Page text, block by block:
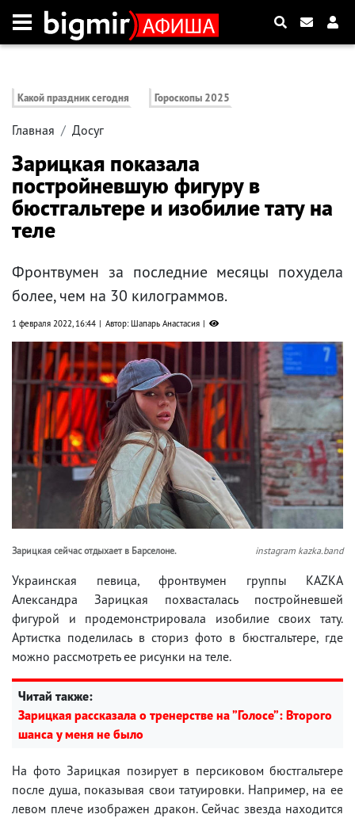
Какой праздник сегодня Гороскопы 2025
Главная Досуг
Зарицкая показала
постройневшую фигуру в
бюстгальтере и изобилие тату на
теле
Фронтвумен за последние месяцы похудела
более, чем на 30 килограммов.
1 февраля 2022, 16:44 Автор: Шапарь Анастасия
Зарицкая сейчас отдыхает в Барселоне. instagram kazka.band
Украинская певица, фронтвумен группы KAZKA
Александра Зарицкая похвасталась постройневшей
фигурой и продемонстрировала изобилие своих тату.
Артистка поделилась в сториз фото в бюстгальтере, где
можно рассмотреть ее рисунки на теле.
Читай также:
Зарицкая рассказала о тренерстве на ”Голосе”: Второго
шанса у меня не было
На фото Зарицкая позирует в персиковом бюстгальтере
после душа, показывая свои татуировки. Например, на ее
левом плече изображен дракон. Сейчас звезда находится